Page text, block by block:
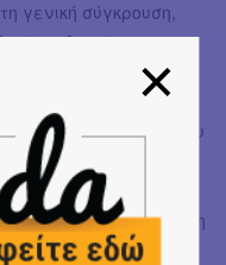
γενική σύγκρουση,
Ασλάνογλου,
να αποδώσει την
σε ένταση, ως
το σκηνικό δέσιμο του
Γιάννα Σταυράκη
(κόρη)
τη σύγκρουση